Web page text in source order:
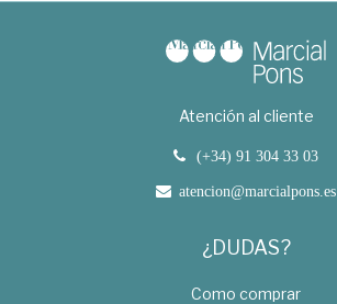
Atención al cliente
(+34) 91 304 33 03
atencion@marcialpons.es
¿DUDAS?
Como comprar